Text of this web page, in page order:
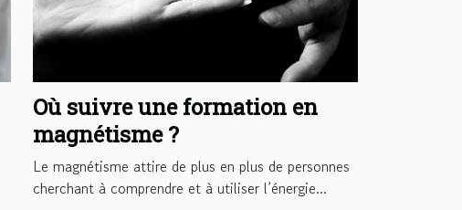
Où suivre une formation en
magnétisme ?
Le magnétisme attire de plus en plus de personnes
cherchant à comprendre et à utiliser l’énergie...